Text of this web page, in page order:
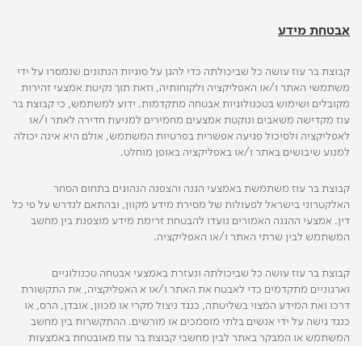
אבטחת מידע
קבוצת בר עוז עושה כל שביכולתה כדי להגן על סוגיות הנתונים שנמסרו על ידי
משתמשי האתר ו/או האפליקציה ולקוחותיה, וזאת תוך נקיטת אמצעי זהירות
מקובלים ושימוש בטכנולוגיות אבטחה מתקדמות. ידוע למשתמש, כי קבוצת בר
עוז מקדישה משאבים ונוקטת אמצעים מחמירים למניעת חדירה לאתר ו/או
לאפליקציה ולסיכול פגיעה אפשרית בפרטיות המשתמש, אולם היא אינה יכולה
למנוע שיבושים באתר ו/או באפליקציה באופן מוחלט.
קבוצת בר עוז משתמשת באמצעי הגנה והצפנה הנהוגים בתחום הסחר
האלקטרוני בישראל לפעולות של מסירת מידע מקוון, ובהתאם לנדרש על פי כל
דין. אמצעי ההגנה האמורים נועדו להבטחת זרימת מידע מוצפנת בין מחשב
המשתמש לבין שרתי האתר ו/או האפליקציה.
קבוצת בר עוז עושה כל שביכולתה ונעזרת באמצעי אבטחה טכנולוגיים
וארגוניים מתקדמים כדי לאבטח את האתר ו/או א האפליקציה, את התקשורת
דרכו ואת המידע המצוי בשליטתה, כנגד ניצול מקרי או מכוון, אובדן, הרס, או
כנגד גישה על ידי אנשים בלתי מוסמכים או מורשים. ההתקשרות בין מחשב
המשתמש או המבקר באתר לבין מחשבי קבוצת בר עוז מאובטחת באמצעות